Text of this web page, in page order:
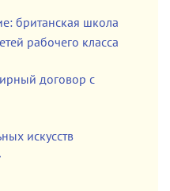
британская школа
рабочего класса
договор с
искусств